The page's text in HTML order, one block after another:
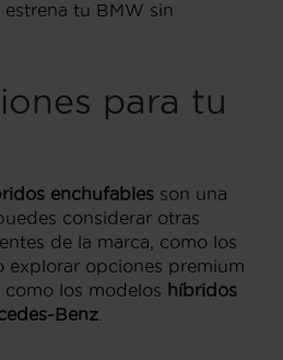
tu BMW sin
para tu
enchufables son una
considerar otras
de la marca, como los
o explorar opciones premium
como los modelos híbridos
Benz